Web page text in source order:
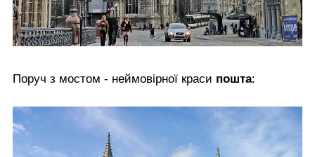
Поруч з мостом - неймовірної краси пошта: